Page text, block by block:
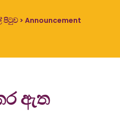
පිටුව> Announcement
ඇත